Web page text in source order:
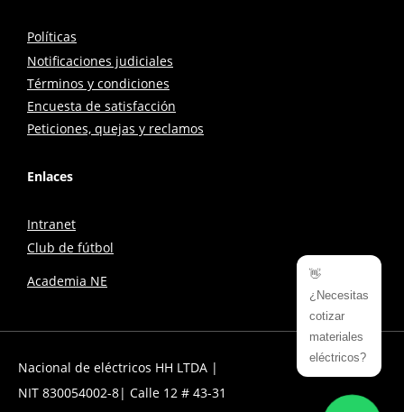
Políticas
Notificaciones judiciales
Términos y condiciones
Encuesta de satisfacción
Peticiones, quejas y reclamos
Enlaces
Intranet
Club de fútbol
Academia NE
👋
¿Necesitas
cotizar
materiales
eléctricos?
Nacional de eléctricos HH LTDA |
NIT 830054002-8| Calle 12 # 43-31